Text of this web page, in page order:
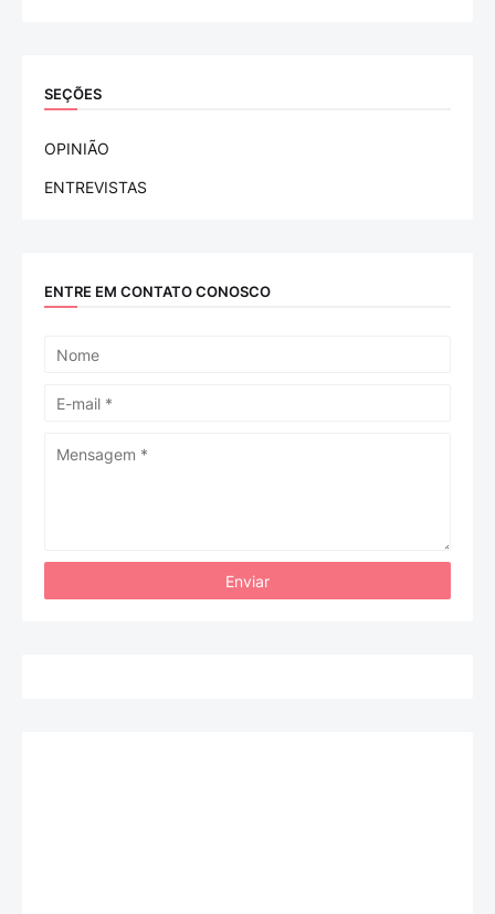
SEÇÕES
OPINIÃO
ENTREVISTAS
ENTRE EM CONTATO CONOSCO